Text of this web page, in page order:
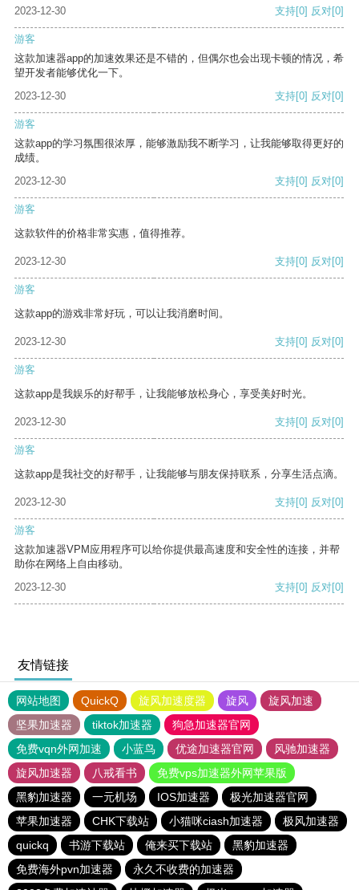
2023-12-30 支持[0] 反对[0]
游客
这款加速器app的加速效果还是不错的，但偶尔也会出现卡顿的情况，希
望开发者能够优化一下。
2023-12-30
支持[0] 反对[0]
游客
这款app的学习氛围很浓厚，能够激励我不断学习，让我能够取得更好的
成绩。
2023-12-30
支持[0] 反对[0]
游客
这款软件的价格非常实惠，值得推荐。
2023-12-30 支持[0] 反对[0]
游客
这款app的游戏非常好玩，可以让我消磨时间。
2023-12-30 支持[0] 反对[0]
游客
这款app是我娱乐的好帮手，让我能够放松身心，享受美好时光。
2023-12-30 支持[0] 反对[0]
游客
这款app是我社交的好帮手，让我能够与朋友保持联系，分享生活点滴。
2023-12-30 支持[0] 反对[0]
游客
这款加速器VPM应用程序可以给你提供最高速度和安全性的连接，并帮
助你在网络上自由移动。
2023-12-30
支持[0] 反对[0]
友情链接
网站地图 QuickQ 旋风加速度器 旋风
旋风加速
坚果加速器
tiktok加速器
狗急加速器官网
免费vqn外网加速
小蓝鸟 优途加速器官网
风驰加速器
旋风加速器
八戒看书
免费vps加速器外网苹果版
黑豹加速器
一元机场 IOS加速器
极光加速器官网
苹果加速器
CHK下载站 小猫咪ciash加速器
极风加速器
quickq
书游下载站 俺来买下载站
黑豹加速器
免费海外pvn加速器
永久不收费的加速器